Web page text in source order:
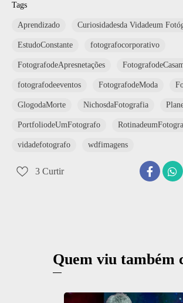
Tags
Aprendizado Curiosidadesda Vidadeum
EstudoConstante fotografocorporativo
FotografodeApresnetações
fotografodeeventos FotografodeModa
GlogodaMorte NichosdaFotografia
PortfoliodeUmFotografo
vidadefotografo wdfimagens
3 Curtir
Quem viu também